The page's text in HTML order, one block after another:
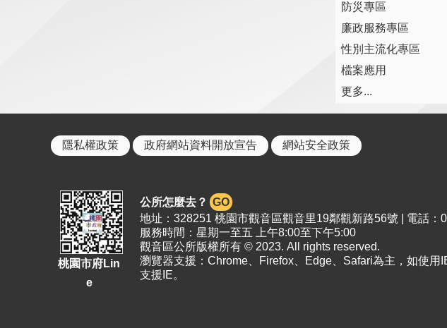
防災專區
廉政服務專區
性別主流化專區
檔案應用
更多...
隱私權政策 政府網站資料開放宣告 網站安全政策
桃園市府Lin
e
公所怎麼去？ GO
地址：328251 桃園市觀音區觀音里19鄰觀新路56號 | 電話：
服務時間：星期一至五 上午8:00至下午5:00
觀音區公所版權所有 © 2023. All rights reserved.
瀏覽器支援：Chrome、Firefox、Edge、Safari為主，如使
支援IE。